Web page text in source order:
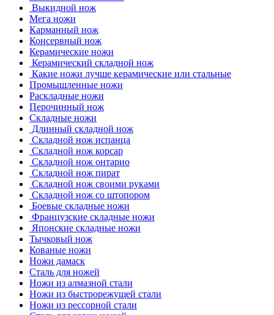
Выкидной нож
Мега ножи
Карманный нож
Консервный нож
Керамические ножи
Керамический складной нож
Какие ножи лучше керамические или стальные
Промышленные ножи
Раскладные ножи
Перочинный нож
Складные ножи
Длинный складной нож
Складной нож испанца
Складной нож корсар
Складной нож онтарио
Складной нож пират
Складной нож своими руками
Складной нож со штопором
Боевые складные ножи
Французские складные ножи
Японские складные ножи
Тычковый нож
Кованые ножи
Ножи дамаск
Сталь для ножей
Ножи из алмазной стали
Ножи из быстрорежущей стали
Ножи из рессорной стали